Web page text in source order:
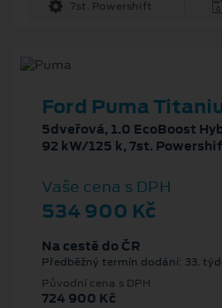
7st. Powershift
Ford Puma
5dveřová, 1.0 EcoBoost
92 kW/125 k, 7st.
Vaše cena s DPH
534 900 Kč
Na cestě do ČR
Předběžný termín dodání: 33.
Původní cena s DPH
724 900 Kč